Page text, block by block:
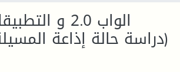
الواب 2.0 و
(دراسة حالة إذاعة